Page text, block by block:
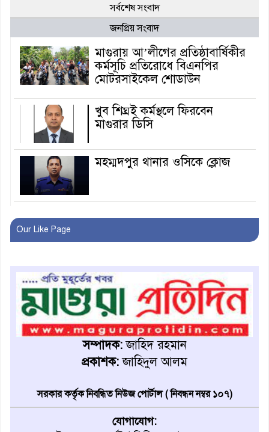
সর্বশেষ সংবাদ
জনপ্রিয় সংবাদ
মাগুরায় আ’লীগের প্রতিষ্ঠাবার্ষিকীর
কর্মসূচি প্রতিরোধে বিএনপির
মোটরসাইকেল শোডাউন
খুব শিঘ্রই কর্মস্থলে ফিরবেন
মাগুরার ডিসি
মহম্মদপুর থানার ওসিকে ক্লোজ
কোলে
শ্রীপুরে শ্লীলতাহানির অভিযোগে
বিক্ষোভ-সিসি ক্যামেরা ফুটেজ
যাচাইয়ের দাবি অভিযুক্ত শিক্ষকের
মাগুরার কথিত মাদক সম্রাট
আমিরুল গ্রেফতার
ভক্তদের বর্ণাঢ্য শোভাযাত্রা
Our Like Page
সম্পাদক:জাহিদ রহমান
প্রকাশক:জাহিদুল আলম
সরকার কর্তৃক নিবন্ধিত নিউজ পোর্টাল ( নিবন্ধন নম্বর ১০৭)
যোগাযোগ: